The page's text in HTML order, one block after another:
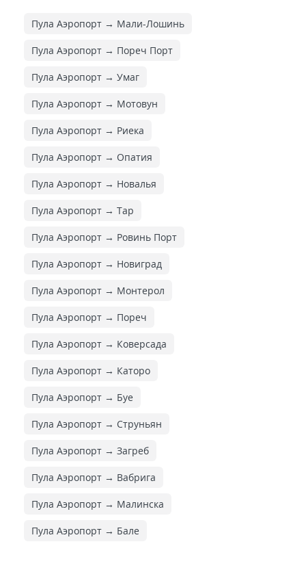
Пула Аэропорт → Мали-Лошинь
Пула Аэропорт → Пореч Порт
Пула Аэропорт → Умаг
Пула Аэропорт → Мотовун
Пула Аэропорт → Риека
Пула Аэропорт → Опатия
Пула Аэропорт → Новалья
Пула Аэропорт → Тар
Пула Аэропорт → Ровинь Порт
Пула Аэропорт → Новиград
Пула Аэропорт → Монтерол
Пула Аэропорт → Пореч
Пула Аэропорт → Коверсада
Пула Аэропорт → Каторо
Пула Аэропорт → Буе
Пула Аэропорт → Струньян
Пула Аэропорт → Загреб
Пула Аэропорт → Вабрига
Пула Аэропорт → Малинска
Пула Аэропорт → Бале